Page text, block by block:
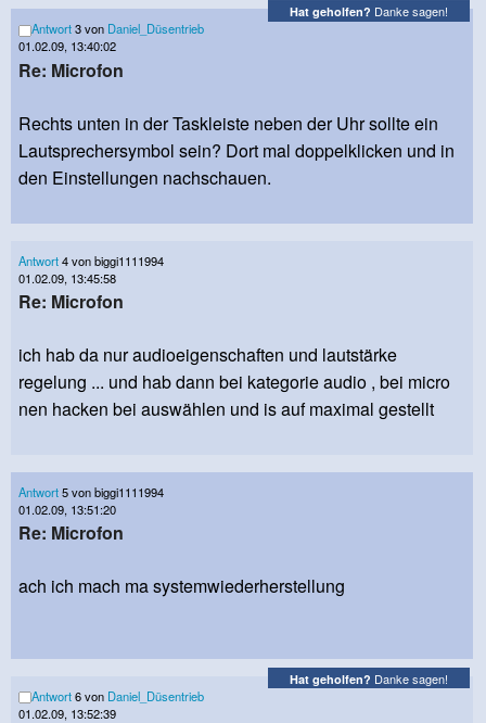
Hat geholfen? Danke sagen!
Antwort3 von Daniel_Düsentrieb
01.02.09, 13:40:02
Re: Microfon
Rechts unten in der Taskleiste neben der Uhr sollte ein
Lautsprechersymbol sein? Dort mal doppelklicken und in
den Einstellungen nachschauen.
Antwort4 von biggi1111994
01.02.09, 13:45:58
Re: Microfon
ich hab da nur audioeigenschaften und lautstärke
regelung ... und hab dann bei kategorie audio , bei micro
nen hacken bei auswählen und is auf maximal gestellt
Antwort5 von biggi1111994
01.02.09, 13:51:20
Re: Microfon
ach ich mach ma systemwiederherstellung
Hat geholfen? Danke sagen!
Antwort6 von Daniel_Düsentrieb
01.02.09, 13:52:39